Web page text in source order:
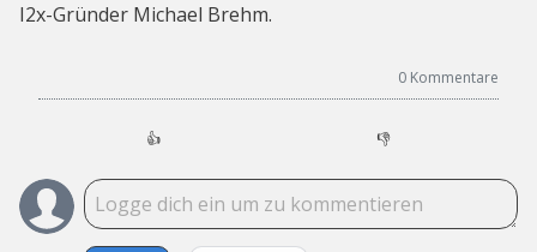
I2x-Gründer Michael Brehm.
0 Kommentare
👍 👎